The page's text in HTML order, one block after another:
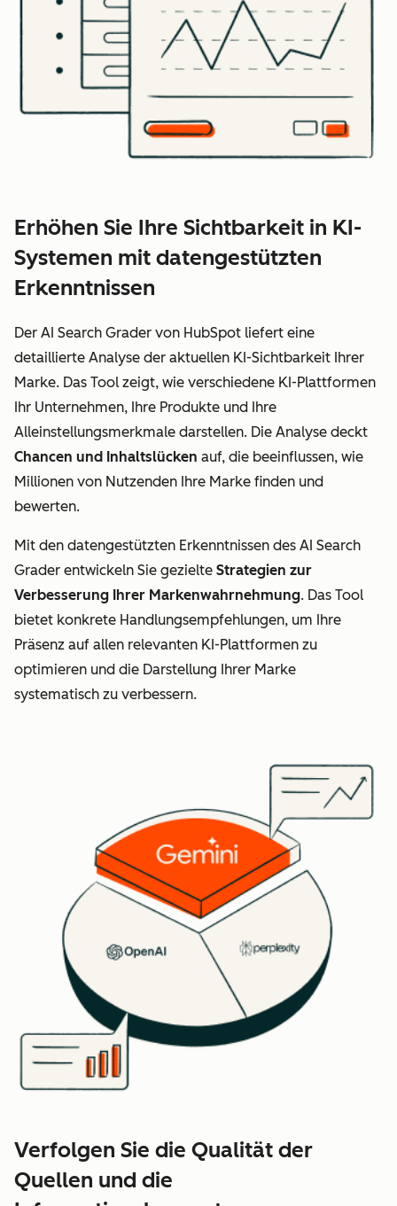
Erhöhen Sie Ihre Sichtbarkeit in KI-
Systemen mit datengestützten
Erkenntnissen
Der AI Search Grader von HubSpot liefert eine
detaillierte Analyse der aktuellen KI-Sichtbarkeit Ihrer
Marke. Das Tool zeigt, wie verschiedene KI-Plattformen
Ihr Unternehmen, Ihre Produkte und Ihre
Alleinstellungsmerkmale darstellen. Die Analyse deckt
Chancen und Inhaltslücken auf, die beeinflussen, wie
Millionen von Nutzenden Ihre Marke finden und
bewerten.
Mit den datengestützten Erkenntnissen des AI Search
Grader entwickeln Sie gezielte Strategien zur
Verbesserung Ihrer Markenwahrnehmung. Das Tool
bietet konkrete Handlungsempfehlungen, um Ihre
Präsenz auf allen relevanten KI-Plattformen zu
optimieren und die Darstellung Ihrer Marke
systematisch zu verbessern.
Verfolgen Sie die Qualität der
Quellen und die